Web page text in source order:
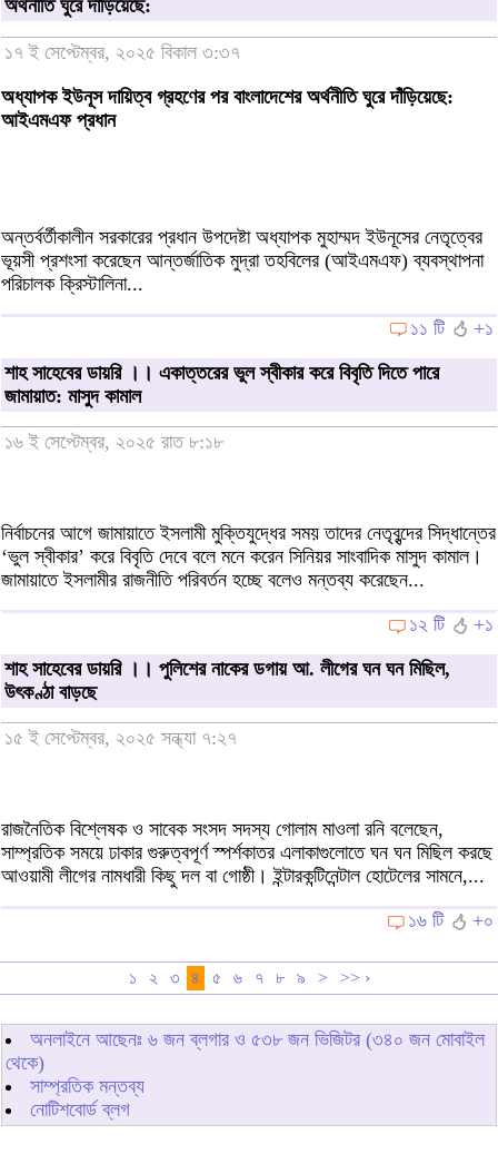
অর্থনীতি ঘুরে দাঁড়িয়েছে:
১৭ ই সেপ্টেম্বর, ২০২৫ বিকাল ৩:৩৭
অধ্যাপক ইউনূস দায়িত্ব গ্রহণের পর বাংলাদেশের অর্থনীতি ঘুরে দাঁড়িয়েছে:
আইএমএফ প্রধান
অন্তর্বর্তীকালীন সরকারের প্রধান উপদেষ্টা অধ্যাপক মুহাম্মদ ইউনূসের নেতৃত্বের
ভূয়সী প্রশংসা করেছেন আন্তর্জাতিক মুদ্রা তহবিলের (আইএমএফ) ব্যবস্থাপনা
পরিচালক ক্রিস্টালিনা...
১১ টি
+১
শাহ সাহেবের ডায়রি ।। একাত্তরের ভুল স্বীকার করে বিবৃতি দিতে পারে
জামায়াত: মাসুদ কামাল
১৬ ই সেপ্টেম্বর, ২০২৫ রাত ৮:১৮
নির্বাচনের আগে জামায়াতে ইসলামী মুক্তিযুদ্ধের সময় তাদের নেতৃবৃন্দের সিদ্ধান্তের
‘ভুল স্বীকার’ করে বিবৃতি দেবে বলে মনে করেন সিনিয়র সাংবাদিক মাসুদ কামাল।
জামায়াতে ইসলামীর রাজনীতি পরিবর্তন হচ্ছে বলেও মন্তব্য করেছেন...
১২ টি
+১
শাহ সাহেবের ডায়রি ।। পুলিশের নাকের ডগায় আ. লীগের ঘন ঘন মিছিল,
উৎকণ্ঠা বাড়ছে
১৫ ই সেপ্টেম্বর, ২০২৫ সন্ধ্যা ৭:২৭
রাজনৈতিক বিশ্লেষক ও সাবেক সংসদ সদস্য গোলাম মাওলা রনি বলেছেন,
সাম্প্রতিক সময়ে ঢাকার গুরুত্বপূর্ণ স্পর্শকাতর এলাকাগুলোতে ঘন ঘন মিছিল করছে
আওয়ামী লীগের নামধারী কিছু দল বা গোষ্ঠী। ইন্টারকন্টিনেন্টাল হোটেলের সামনে,...
১৬ টি
+০
১ ২ ৩ ৪ ৫ ৬ ৭ ৮ ৯ > >> ›
অনলাইনে আছেনঃ ৬ জন ব্লগার ও ৫৩৮জন ভিজিটর (৩৪০ জন মোবাইল
থেকে)
সাম্প্রতিক মন্তব্য
নোটিশবোর্ড ব্লগ